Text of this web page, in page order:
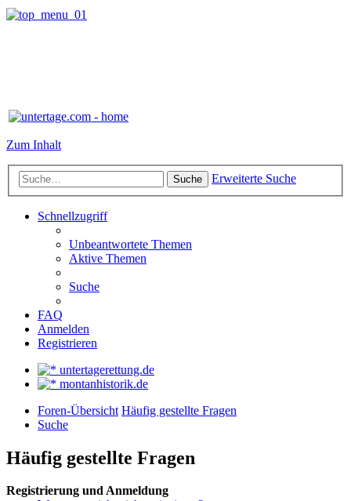
Zum Inhalt
Suche Erweiterte Suche
Schnellzugriff
Unbeantwortete Themen
Aktive Themen
Suche
FAQ
Anmelden
Registrieren
untertagerettung.de
montanhistorik.de
Foren-Übersicht Häufig gestellte Fragen
Suche
Häufig gestellte Fragen
Registrierung und Anmeldung